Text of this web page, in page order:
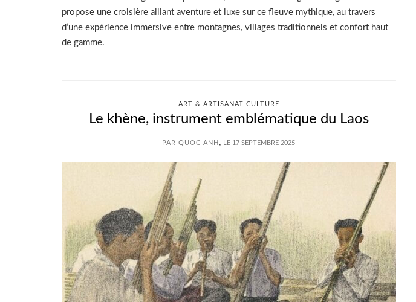
propose une croisière alliant aventure et luxe sur ce fleuve mythique, au travers
d’une expérience immersive entre montagnes, villages traditionnels et confort haut
de gamme.
ART & ARTISANAT CULTURE
Le khène, instrument emblématique du Laos
PAR QUOC ANH , LE 17 SEPTEMBRE 2025